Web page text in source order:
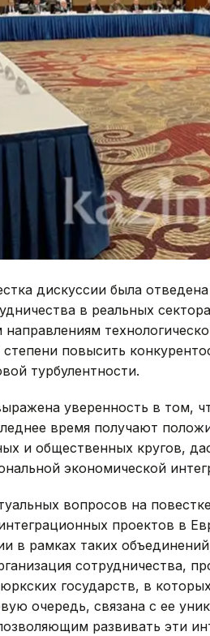
дискуссии была
в реальных
повысить
турбулентности.
уверенность в том,
время получают
и общественных кругов,
экономической
вопросов на
проектов в
в рамках таких
сотрудничества,
государств, в
очередь, связана с ее
развивать эти